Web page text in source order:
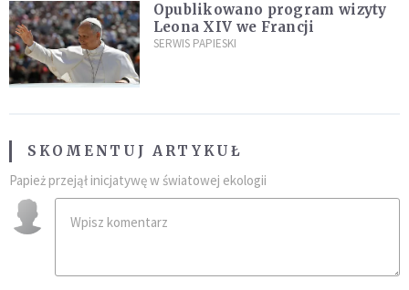
Opublikowano program wizyty
Leona XIV we Francji
SERWIS PAPIESKI
SKOMENTUJ ARTYKUŁ
Papież przejął inicjatywę w światowej ekologii